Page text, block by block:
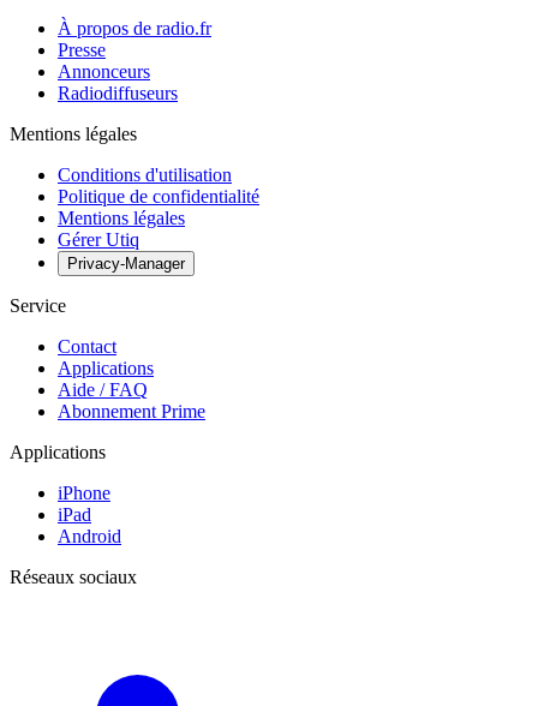
À propos de radio.fr
Presse
Annonceurs
Radiodiffuseurs
Mentions légales
Conditions d'utilisation
Politique de confidentialité
Mentions légales
Gérer Utiq
Privacy-Manager
Service
Contact
Applications
Aide / FAQ
Abonnement Prime
Applications
iPhone
iPad
Android
Réseaux sociaux